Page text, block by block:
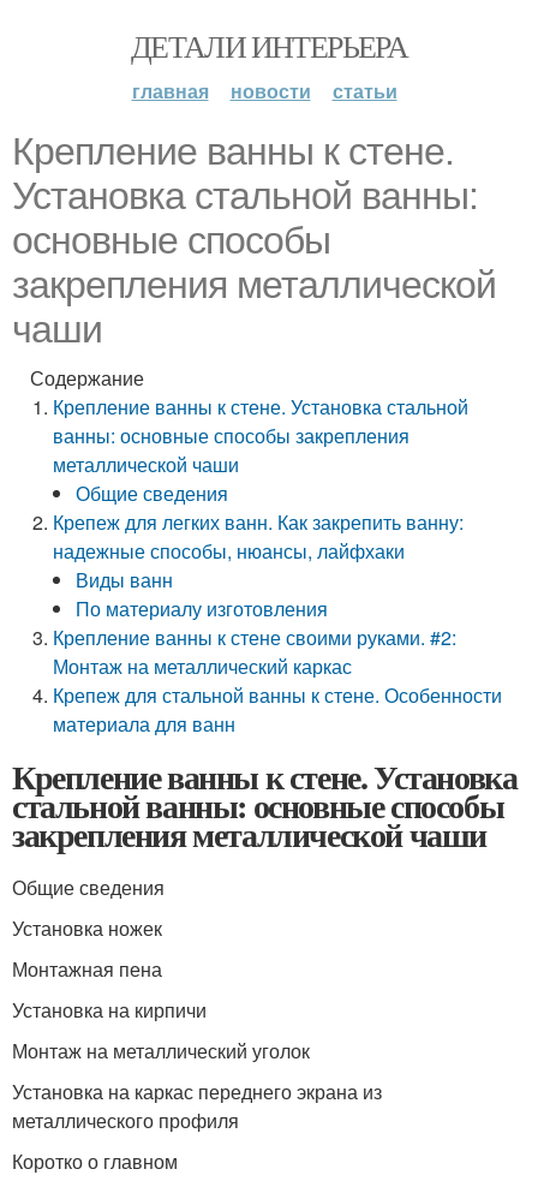
ДЕТАЛИ ИНТЕРЬЕРА
главная новости статьи
Крепление ванны к стене.
Установка стальной ванны:
основные способы
закрепления металлической
чаши
Содержание
Крепление ванны к стене. Установка стальной
ванны: основные способы закрепления
металлической чаши
Общие сведения
Крепеж для легких ванн. Как закрепить ванну:
надежные способы, нюансы, лайфхаки
Виды ванн
По материалу изготовления
Крепление ванны к стене своими руками. #2:
Монтаж на металлический каркас
Крепеж для стальной ванны к стене. Особенности
материала для ванн
Крепление ванны к стене. Установка
стальной ванны: основные способы
закрепления металлической чаши
Общие сведения
Установка ножек
Монтажная пена
Установка на кирпичи
Монтаж на металлический уголок
Установка на каркас переднего экрана из
металлического профиля
Коротко о главном